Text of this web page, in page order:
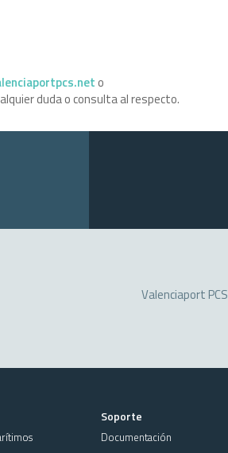
o
duda o consulta al respecto.
Valenciaport PCS
Soporte
Documentación